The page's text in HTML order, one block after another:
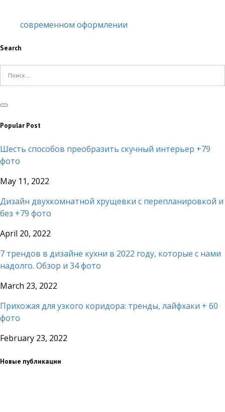
современном оформлении
Search
Popular Post
Шесть способов преобразить скучный интерьер +79
фото
May 11, 2022
Дизайн двухкомнатной хрущевки с перепланировкой и
без +79 фото
April 20, 2022
7 трендов в дизайне кухни в 2022 году, которые с нами
надолго. Обзор и 34 фото
March 23, 2022
Прихожая для узкого коридора: тренды, лайфхаки + 60
фото
February 23, 2022
Новые публикации